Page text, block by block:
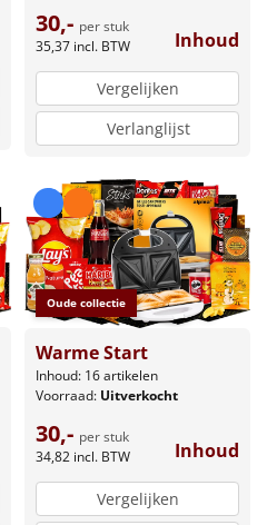
30,- per stuk
35,37 incl. BTW Inhoud
Vergelijken
Verlanglijst
Oude collectie
Warme Start
Inhoud: 16 artikelen
Voorraad: Uitverkocht
30,- per stuk
34,82 incl. BTW Inhoud
Vergelijken